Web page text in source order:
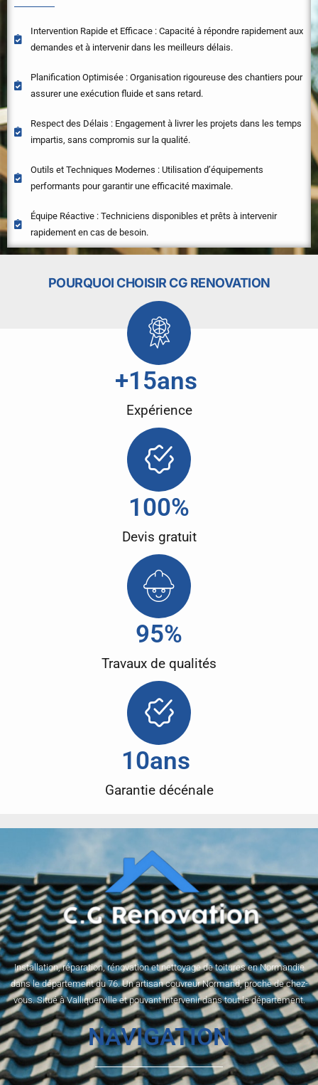
Intervention Rapide et Efficace : Capacité à répondre rapidement aux
demandes et à intervenir dans les meilleurs délais.
Planification Optimisée : Organisation rigoureuse des chantiers pour
assurer une exécution fluide et sans retard.
Respect des Délais : Engagement à livrer les projets dans les temps
impartis, sans compromis sur la qualité.
Outils et Techniques Modernes : Utilisation d’équipements
performants pour garantir une efficacité maximale.
Équipe Réactive : Techniciens disponibles et prêts à intervenir
rapidement en cas de besoin.
POURQUOI CHOISIR CG RENOVATION
Expérience
+15ans
Devis gratuit
100%
Travaux de qualités
95%
Garantie décénale
10ans
Installation, réparation, rénovation et nettoyage de toitures en Normandie
dans le département du 76. Un artisan couvreur Normand, proche de chez-
vous. Situé à Valliquerville et pouvant intervenir dans tout le département.
NAVIGATION